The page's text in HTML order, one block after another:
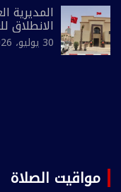
المديرية
الانطلاق
للشرطة
30 يوليو، 2026
مواقيت الصلاة